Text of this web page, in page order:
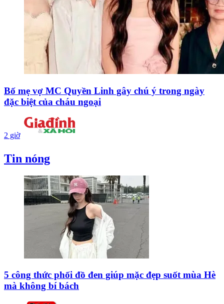
Bố mẹ vợ MC Quyền Linh gây chú ý trong ngày
đặc biệt của cháu ngoại
2 giờ
Tin nóng
5 công thức phối đồ đen giúp mặc đẹp suốt mùa Hè
mà không bí bách